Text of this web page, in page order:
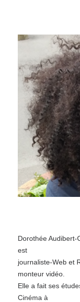
Dorothée
est
journaliste-Web et
monteur vidéo.
Elle a fait ses
Cinéma à